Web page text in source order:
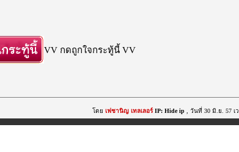
VV กดถูกใจกระทู้นี้ VV
โดย เฟชานิญ เทลเลอร์ IP: Hide ip , วันที่ 30 มิ.ย. 57 เ